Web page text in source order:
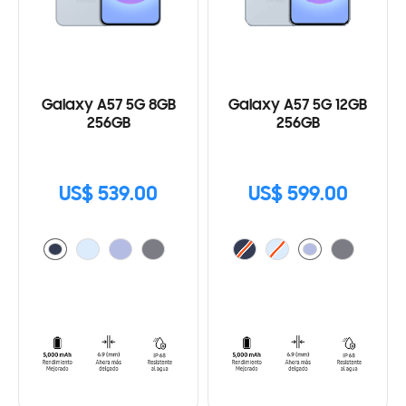
Galaxy A57 5G 8GB
256GB
US$ 539.00
Galaxy A57 5G 12GB
256GB
US$ 599.00